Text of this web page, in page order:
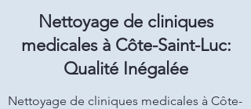
Nettoyage de cliniques
medicales à Côte-Saint-Luc:
Qualité Inégalée
Nettoyage de cliniques medicales à Côte-